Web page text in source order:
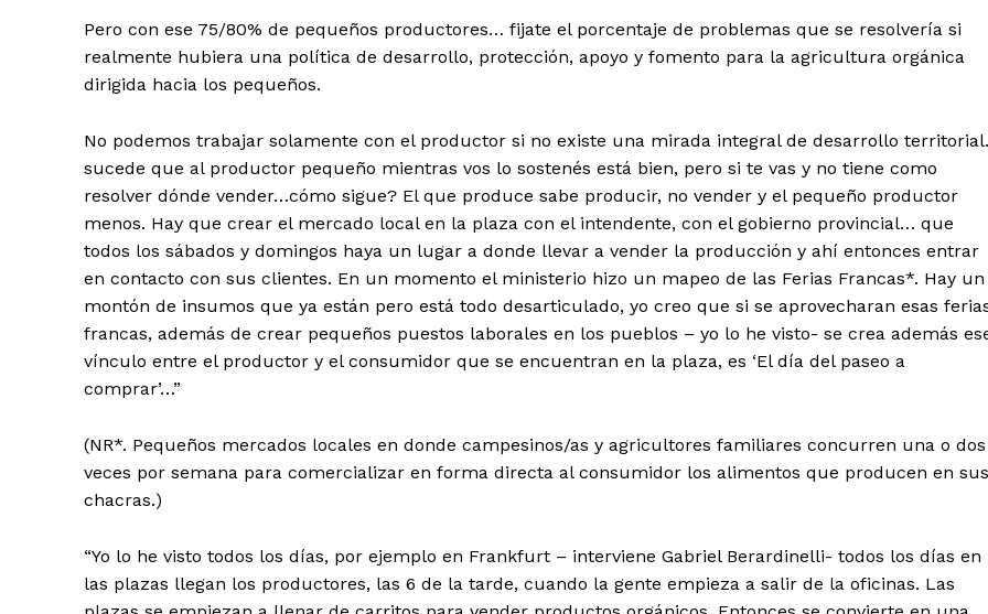
Pero con ese 75/80% de pequeños productores… fijate el porcentaje de problemas que se resolvería si
realmente hubiera una política de desarrollo, protección, apoyo y fomento para la agricultura orgánica
dirigida hacia los pequeños.
No podemos trabajar solamente con el productor si no existe una mirada integral de desarrollo
sucede que al productor pequeño mientras vos lo sostenés está bien, pero si te vas y no tiene como
resolver dónde vender…cómo sigue? El que produce sabe producir, no vender y el pequeño productor
menos. Hay que crear el mercado local en la plaza con el intendente, con el gobierno provincial… que
todos los sábados y domingos haya un lugar a donde llevar a vender la producción y ahí entonces entrar
en contacto con sus clientes. En un momento el ministerio hizo un mapeo de las Ferias Francas*. Hay un
montón de insumos que ya están pero está todo desarticulado, yo creo que si se aprovecharan esas
francas, además de crear pequeños puestos laborales en los pueblos – yo lo he visto- se crea además
vínculo entre el productor y el consumidor que se encuentran en la plaza, es ‘El día del paseo a
comprar’…”
(NR*. Pequeños mercados locales en donde campesinos/as y agricultores familiares concurren una o dos
veces por semana para comercializar en forma directa al consumidor los alimentos que producen en sus
chacras.)
“Yo lo he visto todos los días, por ejemplo en Frankfurt – interviene Gabriel Berardinelli- todos los días en
las plazas llegan los productores, las 6 de la tarde, cuando la gente empieza a salir de la oficinas. Las